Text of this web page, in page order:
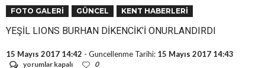
FOTO GALERİ GÜNCEL KENT HABERLERİ
YEŞİL LIONS BURHAN DİKENCİK’İ ONURLANDIRDI
15 Mayıs 2017 14:42 - Guncellenme Tarihi: 15 Mayıs 2017 14:43
YEŞİL
yorumlar kapalı 0